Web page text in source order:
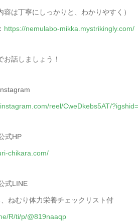
容は丁寧にしっかりと、わかりやすく）
https://nemulabo-mikka.mystrikingly.com/
お話しましょう！
reel/CweDkebs5AT/
式HP
chikara.com/
式LINE
ねむり体力栄養チェックリスト付
R/ti/p/@819naaqp